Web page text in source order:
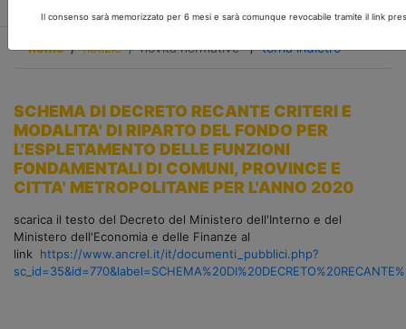
home notizie novità normative/torna indietro
SCHEMA DI DECRETO RECANTE CRITERI E
MODALITA' DI RIPARTO DEL FONDO PER
L'ESPLETAMENTO DELLE FUNZIONI
FONDAMENTALI DI COMUNI, PROVINCE E
CITTA' METROPOLITANE PER L'ANNO 2020
scarica il testo del Decreto del Ministero dell'Interno e del
Ministero dell'Economia e delle Finanze al
link https://www.ancrel.it/it/documenti_pubblici.php?
Il consenso sarà memorizzato per 6 mesi e sarà comunque revocabile tramite il link